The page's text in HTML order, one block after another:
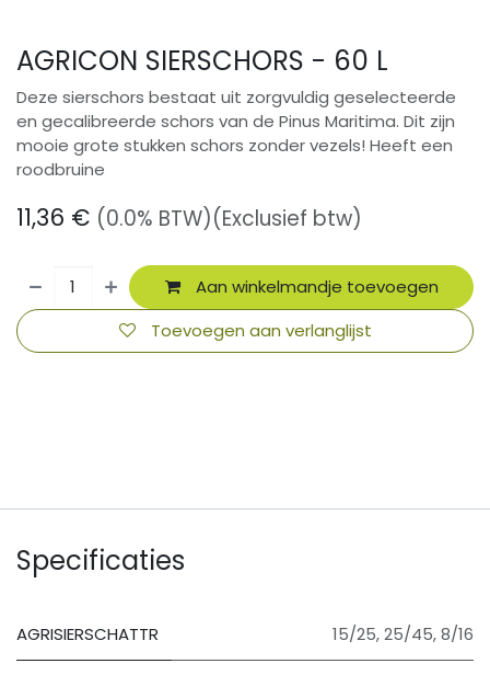
AGRICON SIERSCHORS - 60 L
Deze sierschors bestaat uit zorgvuldig geselecteerde
en gecalibreerde schors van de Pinus Maritima. Dit zijn
mooie grote stukken schors zonder vezels! Heeft een
roodbruine
11,36 € (0.0% BTW)(Exclusief btw)
Aan winkelmandje toevoegen
Toevoegen aan verlanglijst
Specificaties
AGRISIERSCHATTR 15/25,25/45,8/16